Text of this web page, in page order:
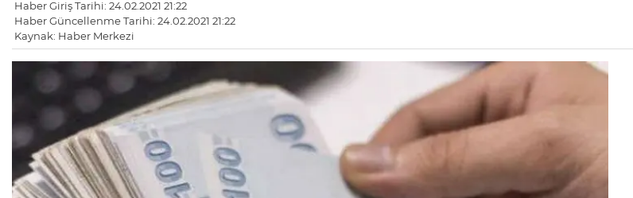
Haber Giriş Tarihi: 24.02.2021 21:22
Haber Güncellenme Tarihi: 24.02.2021 21:22
Kaynak: Haber Merkezi